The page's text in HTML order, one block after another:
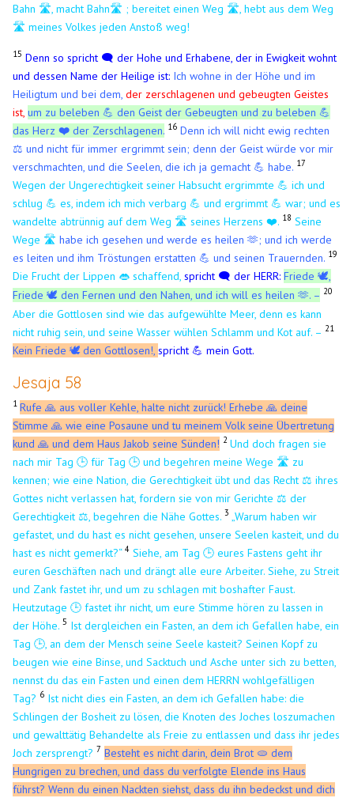
Bahn 🛣️, macht Bahn🛣️ ; bereitet einen Weg 🛣️, hebt aus dem Weg
🛣️ meines Volkes jeden Anstoß weg!
15 Denn so spricht 🗨️ der Hohe und Erhabene, der in Ewigkeit wohnt
und dessen Name der Heilige ist: Ich wohne in der Höhe und im
Heiligtum und bei dem, der zerschlagenen und gebeugten Geistes
ist,um zu beleben 💪 den Geist der Gebeugten und zu beleben 💪
das Herz❤️ der Zerschlagenen. 16 Denn ich will nicht ewig rechten
⚖️ und nicht für immer ergrimmt sein; denn der Geist würde vor mir
verschmachten, und die Seelen, die ich ja gemacht 💪 habe. 17
Wegen der Ungerechtigkeit seiner Habsucht ergrimmte 💪 ich und
schlug 💪 es, indem ich mich verbarg 💪 und ergrimmt 💪 war; und es
wandelte abtrünnig auf dem Weg 🛣️ seines Herzens ❤️. 18 Seine
Wege 🛣️habe ich gesehen und werde es heilen 🫶; und ich werde
es leiten und ihm Tröstungen erstatten 💪 und seinen Trauernden. 19
Die Frucht der Lippen 👄 schaffend,spricht 🗨️ der HERR: Friede🕊️
Friede🕊️ den Fernen und den Nahen, und ich will es heilen 🫶. – 20
Aber die Gottlosen sind wie das aufgewühlte Meer, denn es kann
nicht ruhig sein, und seine Wasser wühlen Schlamm und Kot auf. – 21
Kein Friede🕊️ ​den Gottlosen!,spricht 💪 mein Gott.
Jesaja 58
1 Rufe 🙏 aus voller Kehle, halte nicht zurück! Erhebe 🙏 deine
Stimme 🙏 wie eine Posaune und tu meinem Volk seine Übertretung
kund 🙏 und dem Haus Jakob seine Sünden! 2Und doch fragen sie
nach mir Tag 🕒 für Tag 🕒 und begehren meine Wege 🛣️ zu
kennen; wie eine Nation, die Gerechtigkeit übt und das Recht ⚖️ ihres
Gottes nicht verlassen hat, fordern sie von mir Gerichte ⚖️ der
Gerechtigkeit ⚖️, begehren die Nähe Gottes.3 „Warum haben wir
gefastet, und du hast es nicht gesehen, unsere Seelen kasteit, und du
hast es nicht gemerkt?“4 Siehe, am Tag 🕒 eures Fastens geht ihr
euren Geschäften nach und drängt alle eure Arbeiter.Siehe, zu Streit
und Zank fastet ihr, und um zu schlagen mit boshafter Faust.
Heutzutage 🕒 fastet ihr nicht, um eure Stimme hören zu lassen in
der Höhe.5 Ist dergleichen ein Fasten, an dem ich Gefallen habe, ein
Tag 🕒, an dem der Mensch seine Seele kasteit? Seinen Kopf zu
beugen wie eine Binse, und Sacktuch und Asche unter sich zu betten,
nennst du das ein Fasten und einen dem HERRN wohlgefälligen
Tag? 6 Ist nicht dies ein Fasten, an dem ich Gefallen habe: die
Schlingen der Bosheit zu lösen, die Knoten des Joches loszumachen
und gewalttätig Behandelte als Freie zu entlassen und dass ihr jedes
Joch zersprengt? 7 Besteht es nicht darin, dein Brot 🫓 dem
Hungrigen zu brechen, und dass du verfolgte Elende ins Haus
führst? Wenn du einen Nackten siehst, dass du ihn bedeckst und dich